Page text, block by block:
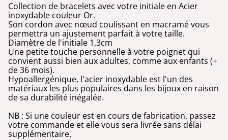
Collection de bracelets avec votre initiale en Acier
inoxydable couleur Or.
Son cordon avec nœud coulissant en macramé vous
permettra un ajustement parfait à votre taille.
Diamètre de l'initiale 1,3cm
Une petite touche personnelle à votre poignet qui
convient aussi bien aux adultes, comme aux enfants (+
de 36 mois).
Hypoallergénique, l'acier inoxydable est l'un des
matériaux les plus populaires dans les bijoux en raison
de sa durabilité inégalée.
NB : Si une couleur est en cours de fabrication, passez
votre commande et elle vous sera livrée sans délai
supplémentaire.